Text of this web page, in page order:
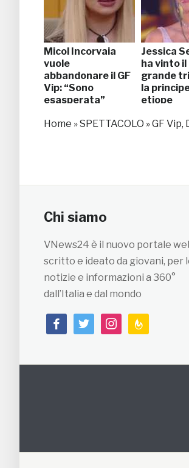
Micol Incorvaia
vuole
abbandonare il GF
Vip: “Sono
esasperata”
Jessica
ha vinto il
grande
la
etiope
Home »SPETTACOLO »GF Vip,
Chi siamo
VNews24 è il nuovo portale
scritto e ideato da giovani, per
notizie e informazioni a 360°
dall’Italia e dal mondo
facebooktwitterinstagramfeedburner